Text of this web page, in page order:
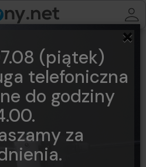
×
(piątek)
telefoniczna
do godziny
za